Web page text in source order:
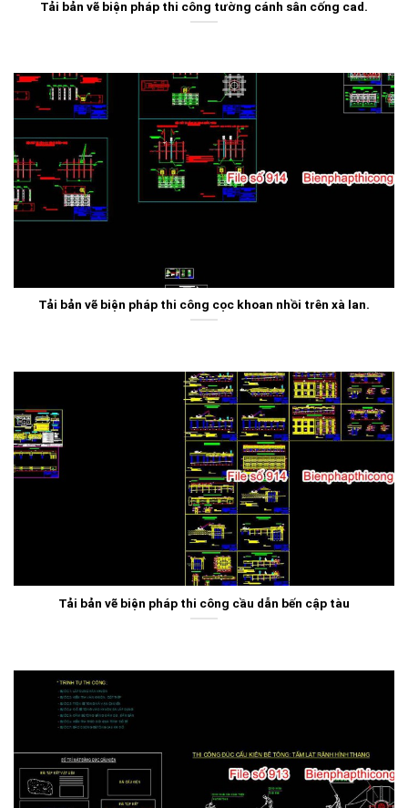
Tải bản vẽ biện pháp thi công tường cánh sân cống cad.
Tải bản vẽ biện pháp thi công cọc khoan nhồi trên xà lan.
Tải bản vẽ biện pháp thi công cầu dẫn bến cập tàu